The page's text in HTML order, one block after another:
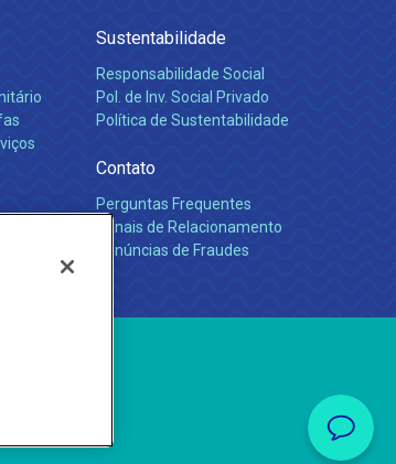
Sustentabilidade
Responsabilidade Social
Pol. de Inv. Social Privado
Política de Sustentabilidade
Contato
Perguntas Frequentes
Canais de Relacionamento
Denúncias de Fraudes